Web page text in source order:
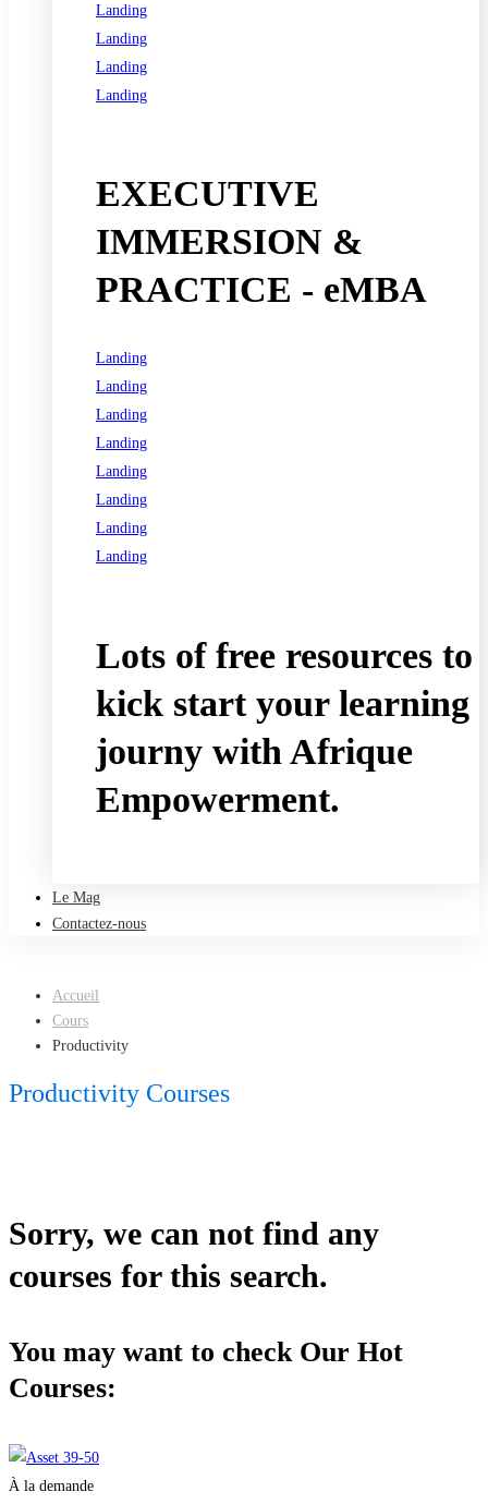
Landing
Landing
Landing
Landing
EXECUTIVE
IMMERSION &
PRACTICE - eMBA
Landing
Landing
Landing
Landing
Landing
Landing
Landing
Landing
Lots of free resources to
kick start your learning
journy with Afrique
Empowerment.
Le Mag
Contactez-nous
Accueil
Cours
Productivity
Productivity Courses
Sorry, we can not find any
courses for this search.
You may want to check Our Hot
Courses:
À la demande